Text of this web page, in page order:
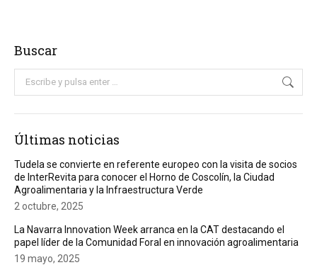
Buscar
Últimas noticias
Tudela se convierte en referente europeo con la visita de socios
de InterRevita para conocer el Horno de Coscolín, la Ciudad
Agroalimentaria y la Infraestructura Verde
2 octubre, 2025
La Navarra Innovation Week arranca en la CAT destacando el
papel líder de la Comunidad Foral en innovación agroalimentaria
19 mayo, 2025